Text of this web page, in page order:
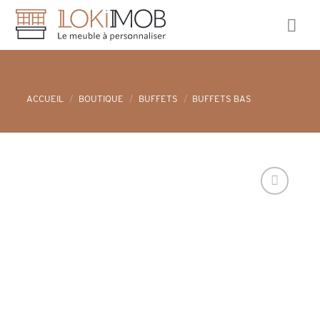
Skip
content
ACCUEIL / BOUTIQUE / BUFFETS / BUFFETS BAS